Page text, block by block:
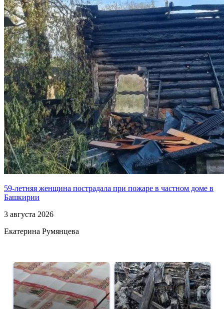
59-летняя женщина пострадала при пожаре в частном доме в
Башкирии
3 августа 2026
Екатерина Румянцева